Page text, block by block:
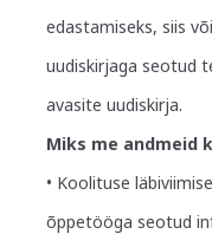
edastamiseks, siis
uudiskirjaga seotud
avasite uudiskirja.
Miks me andmeid
• Koolituse
õppetööga seotud